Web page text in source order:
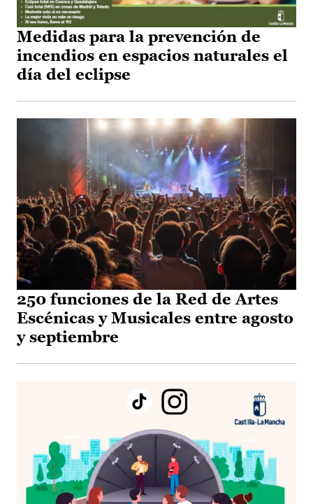
Medidas para la prevención de
incendios en espacios naturales el
día del eclipse
250 funciones de la Red de Artes
Escénicas y Musicales entre agosto
y septiembre